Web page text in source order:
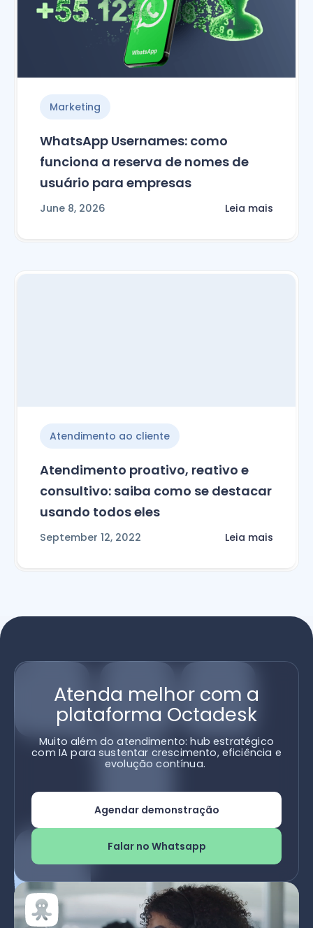
Marketing
WhatsApp Usernames: como
funciona a reserva de nomes de
usuário para empresas
June 8, 2026 Leia mais
Atendimento ao cliente
Atendimento proativo, reativo e
consultivo: saiba como se destacar
usando todos eles
September 12, 2022 Leia mais
Atenda melhor com a
plataforma Octadesk
Muito além do atendimento: hub estratégico
com IA para sustentar crescimento, eficiência e
evolução contínua.
Agendar demonstração
Falar no Whatsapp